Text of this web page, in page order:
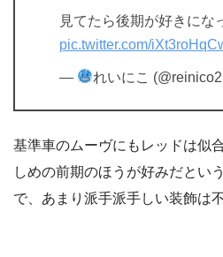
見てたら後期が好きにな
pic.twitter.com/
— れいにこ
基準車のムーヴにもレッドは似
しめの前期のほうが好みだとい
で、あまり派手派手しい装飾は